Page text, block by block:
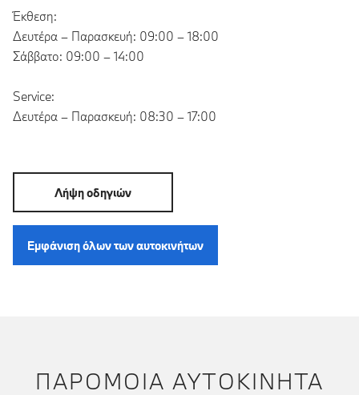
Έκθεση:
Δευτέρα – Παρασκευή: 09:00 – 18:00
Σάββατο: 09:00 – 14:00
Service:
Δευτέρα – Παρασκευή: 08:30 – 17:00
Λήψη οδηγιών
Εμφάνιση όλων των αυτοκινήτων
ΠΑΡΌΜΟΙΑ ΑΥΤΟΚΊΝΗΤΑ